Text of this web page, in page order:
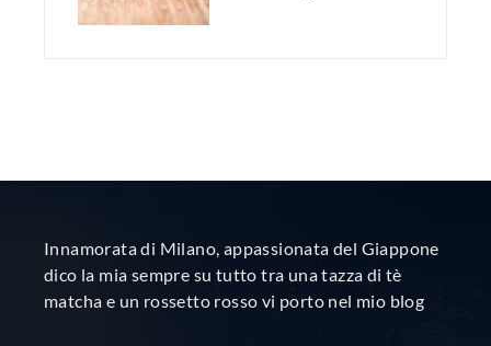
Innamorata di Milano, appassionata del Giappone
dico la mia sempre su tutto tra una tazza di tè
matcha e un rossetto rosso vi porto nel mio blog